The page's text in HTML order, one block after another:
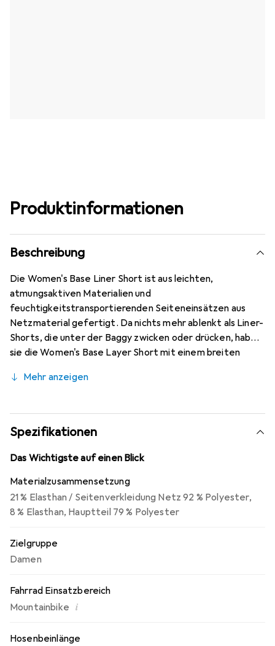
Produktinformationen
Beschreibung
Die Women's Base Liner Short ist aus leichten,
atmungsaktiven Materialien und
feuchtigkeitstransportierenden Seiteneinsätzen aus
Netzmaterial gefertigt. Da nichts mehr ablenkt als Liner-
Shorts, die unter der Baggy zwicken oder drücken, haben
sie die Women's Base Layer Short mit einem breiten
Baggy-Hose verschwinden lässt.
Mehr anzeigen
Spezifikationen
Das Wichtigste auf einen Blick
Materialzusammensetzung
21 % Elasthan / Seitenverkleidung Netz 92 % Polyester,
8 % Elasthan, Hauptteil 79 % Polyester
Zielgruppe
Damen
Fahrrad Einsatzbereich
Mountainbike i
Hosenbeinlänge